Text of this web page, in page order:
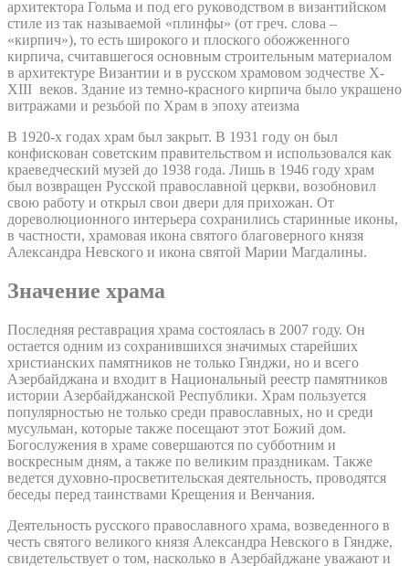
архитектора Гольма и под его руководством в византийском
стиле из так называемой «плинфы» (от греч. слова –
«кирпич»), то есть широкого и плоского обожженного
кирпича, считавшегося основным строительным материалом
в архитектуре Византии и в русском храмовом зодчестве X-
XIII веков. Здание из темно-красного кирпича было украшено
витражами и резьбой по Храм в эпоху атеизма
В 1920-х годах храм был закрыт. В 1931 году он был
конфискован советским правительством и использовался как
краеведческий музей до 1938 года. Лишь в 1946 году храм
был возвращен Русской православной церкви, возобновил
свою работу и открыл свои двери для прихожан. От
дореволюционного интерьера сохранились старинные иконы,
в частности, храмовая икона святого благоверного князя
Александра Невского и икона святой Марии Магдалины.
Значение храма
Последняя реставрация храма состоялась в 2007 году. Он
остается одним из сохранившихся значимых старейших
христианских памятников не только Гянджи, но и всего
Азербайджана и входит в Национальный реестр памятников
истории Азербайджанской Республики. Храм пользуется
популярностью не только среди православных, но и среди
мусульман, которые также посещают этот Божий дом.
Богослужения в храме совершаются по субботним и
воскресным дням, а также по великим праздникам. Также
ведется духовно-просветительская деятельность, проводятся
беседы перед таинствами Крещения и Венчания.
Деятельность русского православного храма, возведенного в
честь святого великого князя Александра Невского в Гяндже,
свидетельствует о том, насколько в Азербайджане уважают и